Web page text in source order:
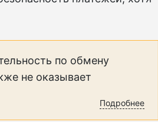
по обмену
не оказывает
Подробнее